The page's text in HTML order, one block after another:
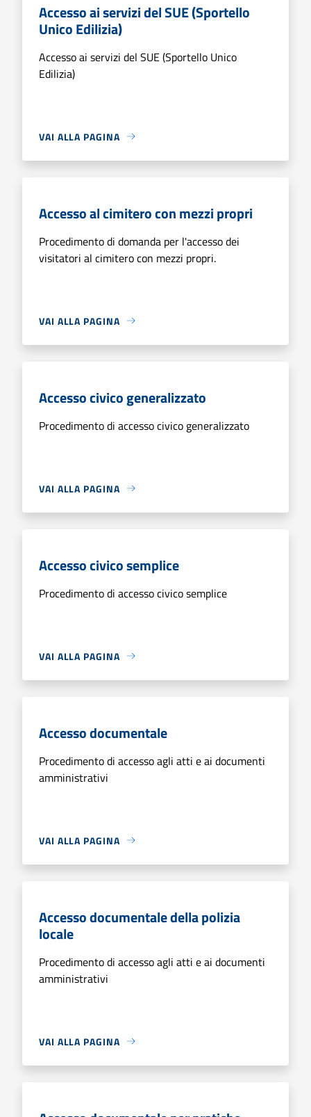
Accesso ai servizi del SUE (Sportello
Unico Edilizia)
Accesso ai servizi del SUE (Sportello Unico
Edilizia)
VAI ALLA PAGINA
Accesso al cimitero con mezzi propri
Procedimento di domanda per l'accesso dei
visitatori al cimitero con mezzi propri.
VAI ALLA PAGINA
Accesso civico generalizzato
Procedimento di accesso civico generalizzato
VAI ALLA PAGINA
Accesso civico semplice
Procedimento di accesso civico semplice
VAI ALLA PAGINA
Accesso documentale
Procedimento di accesso agli atti e ai documenti
amministrativi
VAI ALLA PAGINA
Accesso documentale della polizia
locale
Procedimento di accesso agli atti e ai documenti
amministrativi
VAI ALLA PAGINA